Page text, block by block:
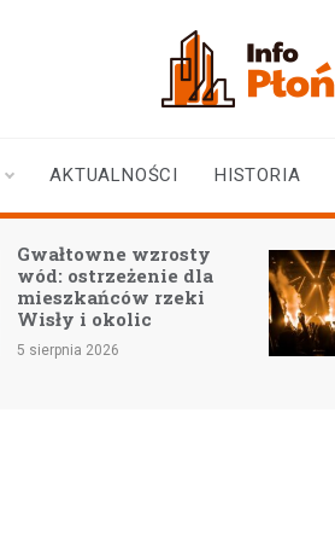
AKTUALNOŚCI HISTORIA
Gwałtowne wzrosty
wód: ostrzeżenie dla
mieszkańców rzeki
Wisły i okolic
5 sierpnia 2026